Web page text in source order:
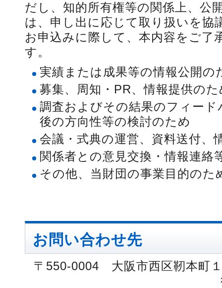
だし、知的所有権等の関係上、公
は、申し出に応じて取り扱いを協
お申込みに際して、本内容をご了
す。
実績または成果等の情報公開の
募集、周知・PR、情報提供のた
調査およびその結果のフィー
後の方向性等の検討のため
会議・式典の運営、資料送付、
関係者との意見交換・情報連絡
その他、当財団の事業目的の
お問い合わせ先
〒550-0004 大阪市西区靭本町